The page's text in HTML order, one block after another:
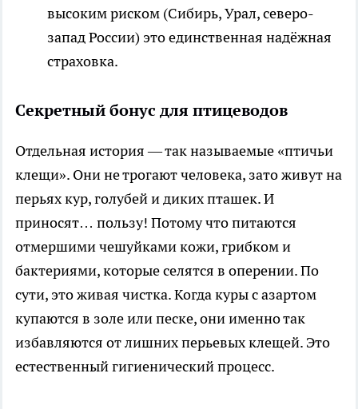
высоким риском (Сибирь, Урал, северо-
запад России) это единственная надёжная
страховка.
Секретный бонус для птицеводов
Отдельная история — так называемые «птичьи
клещи». Они не трогают человека, зато живут на
перьях кур, голубей и диких пташек. И
приносят… пользу! Потому что питаются
отмершими чешуйками кожи, грибком и
бактериями, которые селятся в оперении. По
сути, это живая чистка. Когда куры с азартом
купаются в золе или песке, они именно так
избавляются от лишних перьевых клещей. Это
естественный гигиенический процесс.